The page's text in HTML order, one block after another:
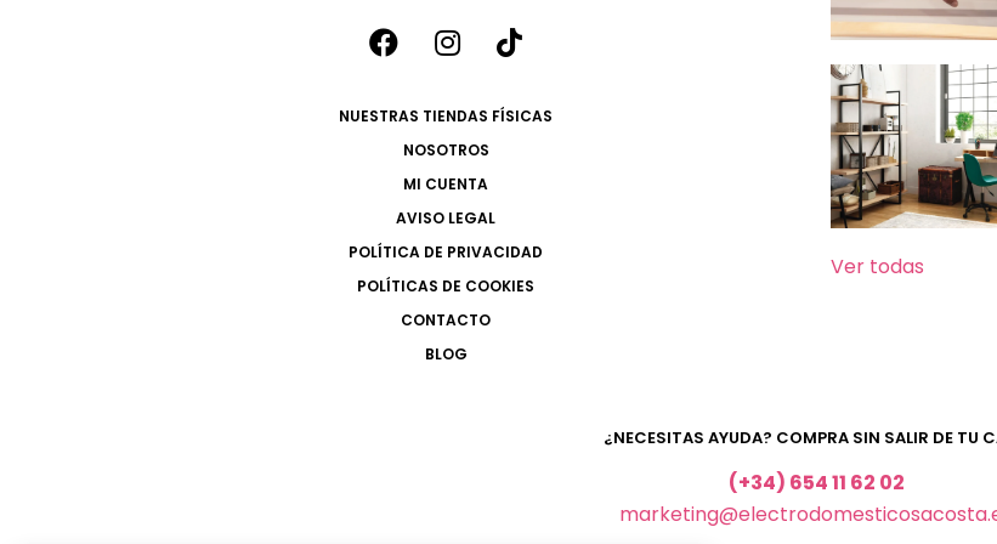
NUESTRAS TIENDAS FÍSICAS
NOSOTROS
MI CUENTA
AVISO LEGAL
POLÍTICA DE PRIVACIDAD
POLÍTICAS DE COOKIES
CONTACTO
BLOG
Ver todas
¿NECESITAS AYUDA? COMPRA SIN SALIR DE TU
(+34) 654 11 62 02